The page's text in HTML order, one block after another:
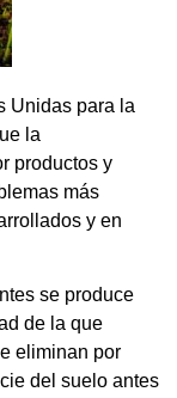
Unidas para la
la
productos y
más
y en
se produce
de la que
eliminan por
del suelo antes